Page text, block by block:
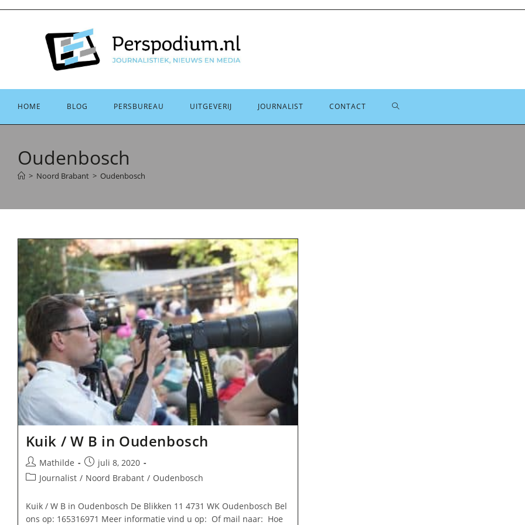
Ga
HOME BLOG PERSBUREAU UITGEVERIJ JOURNALIST CONTACT TOGGLE
Oudenbosch
> Noord Brabant > Oudenbosch
Kuik / W B in Oudenbosch
Bericht
auteur:
Mathilde
Bericht
gepubliceerd
juli 8, 2020
Berichtcategorie:
Journalist / Noord Brabant / Oudenbosch
Kuik / W B in Oudenbosch De Blikken 11 4731 WK Oudenbosch Bel
ons op: 165316971 Meer informatie vind u op: Of mail naar: Hoe